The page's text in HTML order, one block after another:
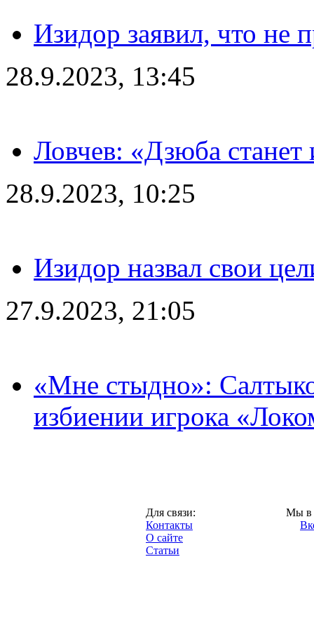
Изидор заявил, что не
28.9.2023, 13:45
Ловчев: «Дзюба станет
28.9.2023, 10:25
Изидор назвал свои
27.9.2023, 21:05
«Мне стыдно»:
избиении игрока
Для связи:
Контакты
О сайте
Статьи
Мы в